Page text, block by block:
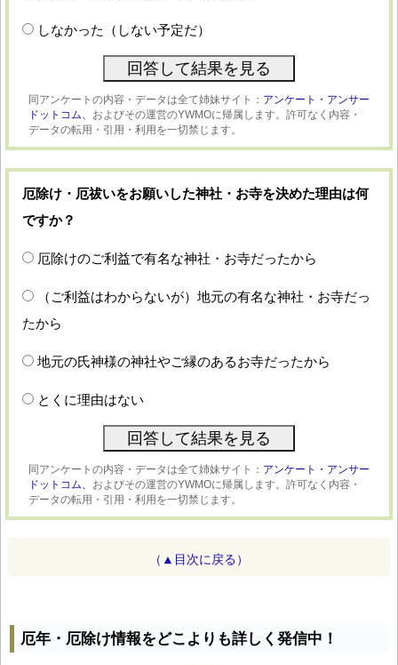
しなかった（しない予定だ）
同アンケートの内容・データは全て姉妹サイト： アンケート・アンサー
ドットコム、 およびその運営のYWMOに帰属します。許可なく内容・
データの転用・引用・利用を一切禁じます。
厄除け・厄祓いをお願いした神社・お寺を決めた理由は何
ですか？
厄除けのご利益で有名な神社・お寺だったから
（ご利益はわからないが）地元の有名な神社・お寺だっ
たから
地元の氏神様の神社やご縁のあるお寺だったから
とくに理由はない
同アンケートの内容・データは全て姉妹サイト： アンケート・アンサー
ドットコム、 およびその運営のYWMOに帰属します。許可なく内容・
データの転用・引用・利用を一切禁じます。
（▲目次に戻る）
厄年・厄除け情報をどこよりも詳しく発信中！